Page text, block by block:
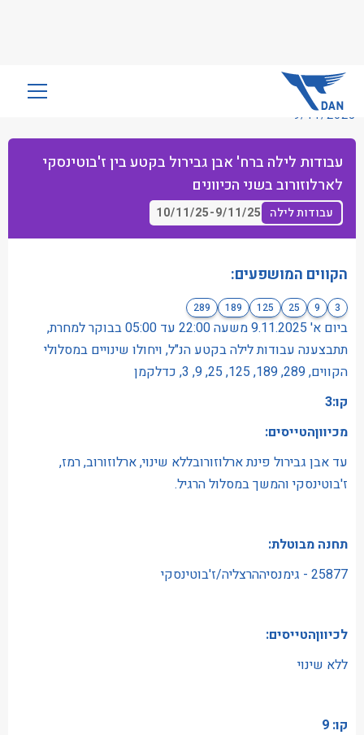
שִׂים
בְּאֲתָר
זֶה
מֻפְעֶלֶת
מַעֲרֶכֶת
נָגִישׁ
בִּקְלִיק
לִנְגִישׁוּת
הָאֲתָר.
9/11/2025
עבודות לילה ברח' אבן גבירול בקטע בין ז'בוטינסקי
לארלוזורוב בשני הכיוונים
עבודות לילה 9/11/25
-
10/11/25
הקווים המושפעים:
3
9
25
125
189
289
ביום א' 9.11.2025 משעה 22:00 עד 05:00 בבוקר למחרת,
תתבצענה עבודות לילה בקטע הנ"ל, ויחולו שינויים במסלולי
הקווים, 289, 189, 125, 25, 9, 3, כדלקמן
קו:3
מכיווןהטייסים:
עד אבן גבירול פינת ארלוזורובללא שינוי, ארלוזורוב, רמז,
ז'בוטינסקי והמשך במסלול הרגיל.
תחנה מבוטלת:
25877 - גימנסיההרצליה/ז'בוטינסקי
לכיווןהטייסים:
ללא שינוי
קו: 9